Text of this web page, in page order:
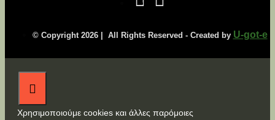
© Copyright 2026 | All Rights Reserved - Created by U-got-e
Χρησιμοποιούμε cookies και άλλες παρόμοιες